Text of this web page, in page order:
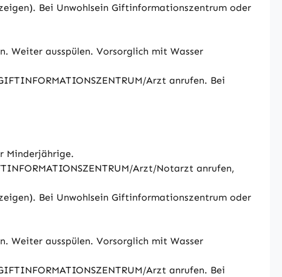
Bei Unwohlsein Giftinformationszentrum oder
Weiter ausspülen. Vorsorglich mit Wasser
Arzt anrufen. Bei
Minderjährige.
Arzt/Notarzt anrufen,
Bei Unwohlsein Giftinformationszentrum oder
Weiter ausspülen. Vorsorglich mit Wasser
Arzt anrufen. Bei